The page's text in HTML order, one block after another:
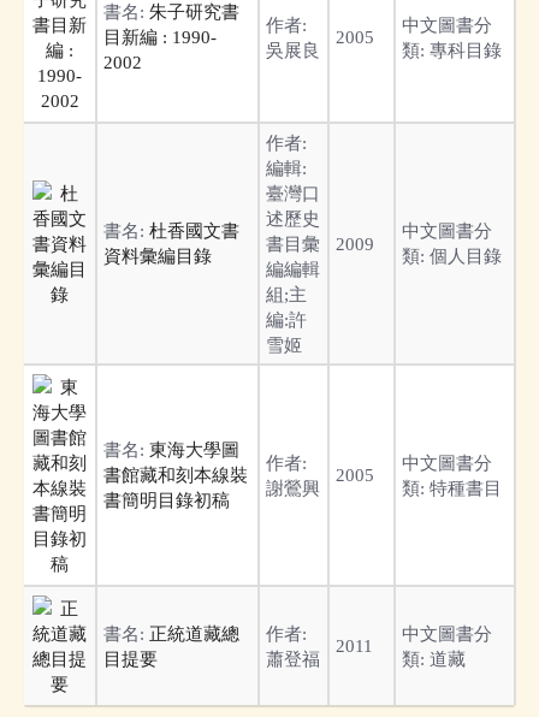
書名: 朱子研究書
目新編 : 1990-
2002
作者:
吳展良
2005
中文圖書分
類: 專科目錄
書名: 杜香國文書
資料彙編目錄
作者:
編輯:
臺灣口
述歷史
書目彙
編編輯
組;主
編:許
雪姬
2009
中文圖書分
類: 個人目錄
書名: 東海大學圖
書館藏和刻本線裝
書簡明目錄初稿
作者:
謝鶯興
2005
中文圖書分
類: 特種書目
書名: 正統道藏總
目提要
作者:
蕭登福
2011
中文圖書分
類: 道藏